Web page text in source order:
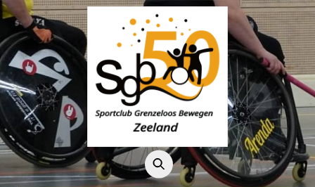
Skip
content